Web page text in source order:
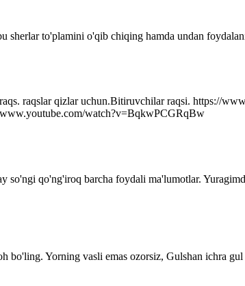
sherlar to'plamini o'qib chiqing hamda undan
raqslar qizlar uchun.Bitiruvchilar raqsi. https://
watch?v=BqkwPCGRqBw
so'ngi qo'ng'iroq barcha foydali ma'lumotlar.
Yorning vasli emas ozorsiz, Gulshan ichra